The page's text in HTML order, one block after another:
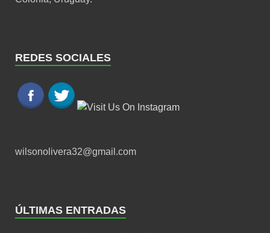
REDES SOCIALES
wilsonolivera32@gmail.com
ÚLTIMAS ENTRADAS